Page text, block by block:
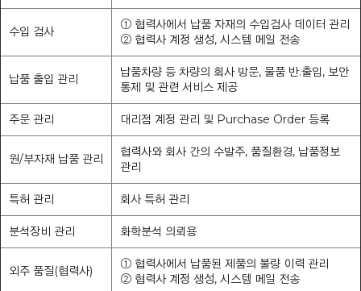
수입 검사
① 협력사에서 납품 자재의 수입검사 데이터 관리
② 협력사 계정 생성, 시스템 메일 전송
납품 출입 관리
납품차량 등 차량의 회사 방문, 물품 반.출입, 보안
통제 및 관련 서비스 제공
주문 관리 대리점 계정 관리 및 Purchase Order 등록
원/부자재 납품 관리
협력사와 회사 간의 수발주, 품질환경, 납품정보
관리
특허 관리 회사 특허 관리
분석장비 관리 화학분석 의뢰용
외주 품질(협력사)
① 협력사에서 납품된 제품의 불량 이력 관리
② 협력사 계정 생성, 시스템 메일 전송